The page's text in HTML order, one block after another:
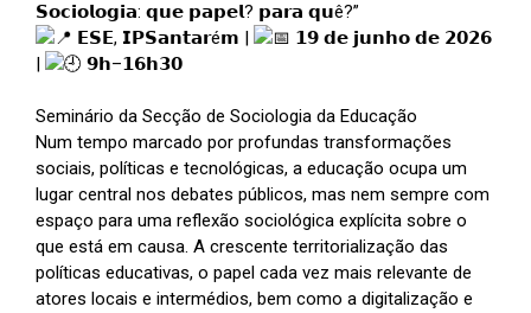
𝗦𝗼𝗰𝗶𝗼𝗹𝗼𝗴𝗶𝗮: 𝗾𝘂𝗲 𝗽𝗮𝗽𝗲𝗹? 𝗽𝗮𝗿𝗮 𝗾𝘂ê?”
𝗘𝗦𝗘, 𝗜𝗣𝗦𝗮𝗻𝘁𝗮𝗿é𝗺 |
𝟭𝟵 𝗱𝗲 𝗷𝘂𝗻𝗵𝗼 𝗱𝗲 𝟮𝟬𝟮𝟲
𝟵𝗵–𝟭𝟲𝗵𝟯𝟬
Seminário da Secção de Sociologia da Educação
Num tempo marcado por profundas transformações
sociais, políticas e tecnológicas, a educação ocupa um
lugar central nos debates públicos, mas nem sempre com
espaço para uma reflexão sociológica explícita sobre o
que está em causa. A crescente territorialização das
políticas educativas, o papel cada vez mais relevante de
atores locais e intermédios, bem como a digitalização e